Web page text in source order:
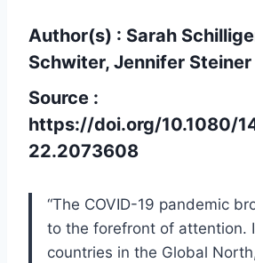
Author(s) : Sarah
Schwiter, Jennifer Steiner
Source :
https://doi.org/10.1080/
22.2073608
“The COVID-19 pandemic
to the forefront of attention.
countries in the Global